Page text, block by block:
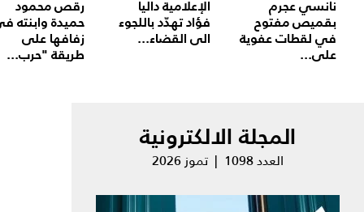
نانسي عجرم
بقميص مفتوح
في لقطات عفوية
على...
الإعلامية داليا
فؤاد تهدّد باللجوء
الى القضاء...
رقص محمود
حميدة وابنته
زفافها على
طريقة "حرب...
المجلة الالكترونية
العدد 1098 | تموز 2026